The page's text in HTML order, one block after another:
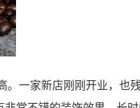
一家新店刚刚开业，也